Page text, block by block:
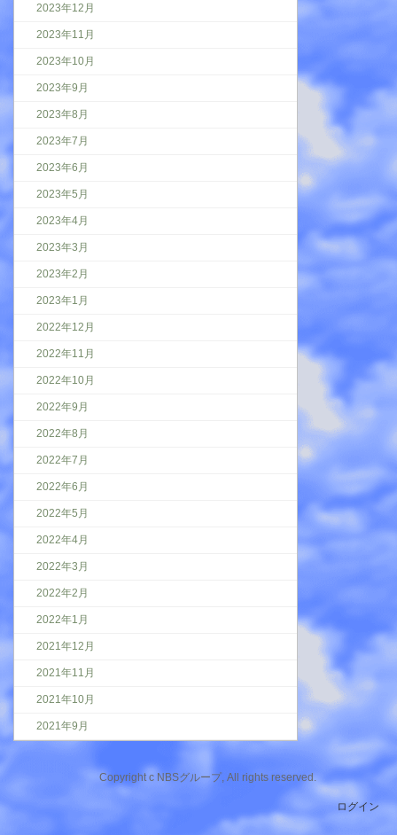
2023年12月
2023年11月
2023年10月
2023年9月
2023年8月
2023年7月
2023年6月
2023年5月
2023年4月
2023年3月
2023年2月
2023年1月
2022年12月
2022年11月
2022年10月
2022年9月
2022年8月
2022年7月
2022年6月
2022年5月
2022年4月
2022年3月
2022年2月
2022年1月
2021年12月
2021年11月
2021年10月
2021年9月
Copyright c NBSグループ, All rights reserved.
ログイン